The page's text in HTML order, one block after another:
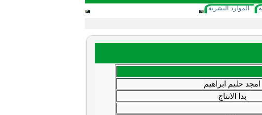
الموارد البشرية
امجد حليم ابراهيم
بدا الانتاج